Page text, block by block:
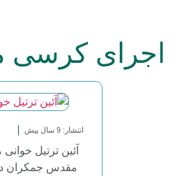
اجرای کرسی
انتشار: 9 سال پیش
آئین ترتیل
مقدس جمکران